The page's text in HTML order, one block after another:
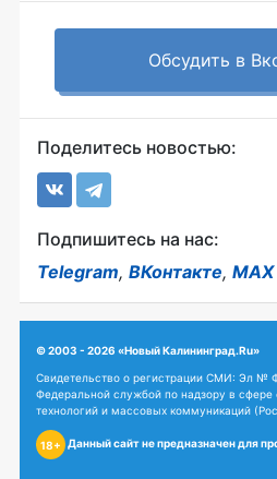
Обсудить в
Поделитесь новостью:
Подпишитесь на нас:
Telegram, ВКонтакте, MAX
© 2003 - 2026 «Новый Калининград.Ru»
Свидетельство о регистрации СМИ: Эл №
Федеральной службой по надзору в
технологий и массовых коммуникаций
18+ Данный сайт не предназначен для